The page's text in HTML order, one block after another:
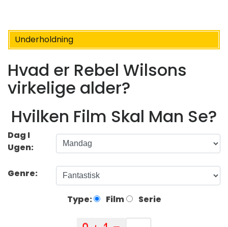
Underholdning
Hvad er Rebel Wilsons
virkelige alder?
Hvilken Film Skal Man Se?
Dag I
Ugen:
Genre:
Type: Film Serie